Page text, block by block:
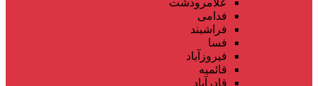
فدامی
فراشبند
فسا
فیروزآباد
قائمیه
قادرآباد